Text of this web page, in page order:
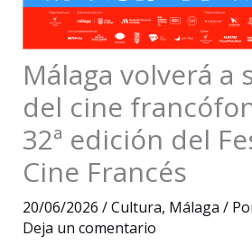
Málaga volverá a
del cine
32ª edición del
Cine Francés
20/06/2026 /Cultura, Málaga /
Deja un comentario